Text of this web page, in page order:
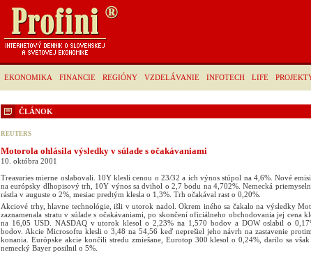
EKONOMIKA FINANCIE REGIÓNY VZDELÁVANIE INFOTECH LIFE
ČLÁNOK
REUTERS
Motorola ohlásila výsledky v súlade s očakávaniami
10. októbra 2001
Treasuries mierne oslabovali. 10Y klesli cenou o 23/32 a ich výnos stúpol na 4,6%. Nové
na európsky dlhopisový trh, 10Y výnos sa dvihol o 2,7 bodu na 4,702%. Nemecká
rástla v auguste o 2%, mesiac predtým klesla o 1,3%. Trh očakával rast o 0,20%.
Akciové trhy, hlavne technológie, išli v utorok nadol. Okrem iného sa čakalo na výsledky
zaznamenala stratu v súlade s očakávaniami, po skončení oficiálneho obchodovania jej cena
na 16,05 USD. NASDAQ v utorok klesol o 2,23% na 1,570 bodov a DOW oslabil o
bodov. Akcie Microsoftu klesli o 3,48 na 54,56 keď neprešiel jeho návrh na zastavenie
konania. Európske akcie končili stredu zmiešane, Eurotop 300 klesol o 0,24%, darilo sa
nemecký Bayer posilnil o 5%.